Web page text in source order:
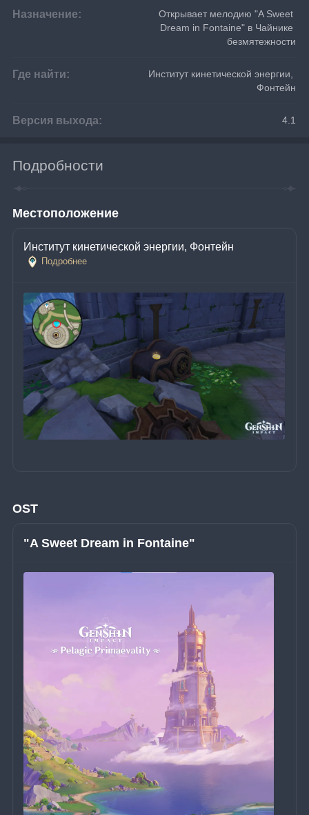
Назначение:
Открывает мелодию "A Sweet
Dream in Fontaine" в Чайнике
безмятежности
Где найти:
Институт кинетической энергии,
Фонтейн
Версия выхода: 4.1
Подробности
Местоположение
Институт кинетической энергии, Фонтейн
Подробнее
OST
"A Sweet Dream in Fontaine"